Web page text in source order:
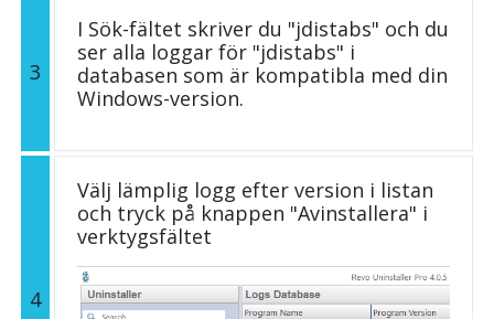
3
I Sök-fältet skriver du "jdistabs" och du
ser alla loggar för "jdistabs" i
databasen som är kompatibla med din
Windows-version.
4
Välj lämplig logg efter version i listan
och tryck på knappen "Avinstallera" i
verktygsfältet